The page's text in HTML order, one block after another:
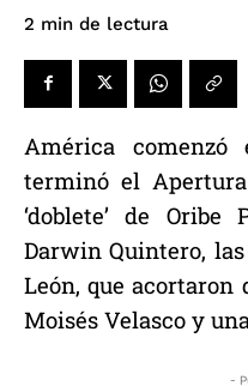
2 min de lectura
América comenzó
terminó el
‘doblete’ de
Darwin Quintero,
León, que acortaron
Moisés Velasco y
-